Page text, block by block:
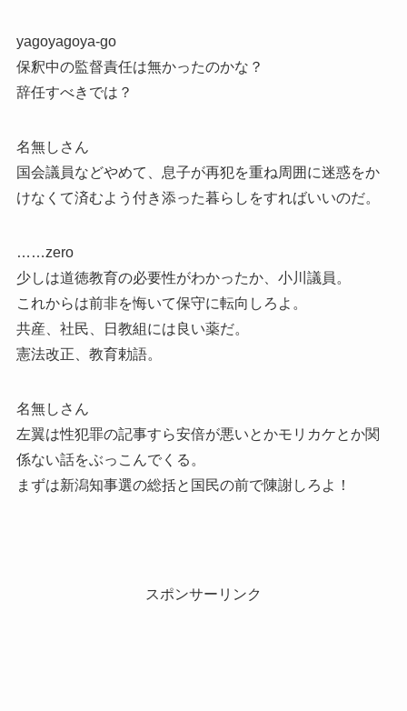
yagoyagoya-go
保釈中の監督責任は無かったのかな？
辞任すべきでは？
名無しさん
国会議員などやめて、息子が再犯を重ね周囲に迷惑をか
けなくて済むよう付き添った暮らしをすればいいのだ。
……zero
少しは道徳教育の必要性がわかったか、小川議員。
これからは前非を悔いて保守に転向しろよ。
共産、社民、日教組には良い薬だ。
憲法改正、教育勅語。
名無しさん
左翼は性犯罪の記事すら安倍が悪いとかモリカケとか関
係ない話をぶっこんでくる。
まずは新潟知事選の総括と国民の前で陳謝しろよ！
スポンサーリンク